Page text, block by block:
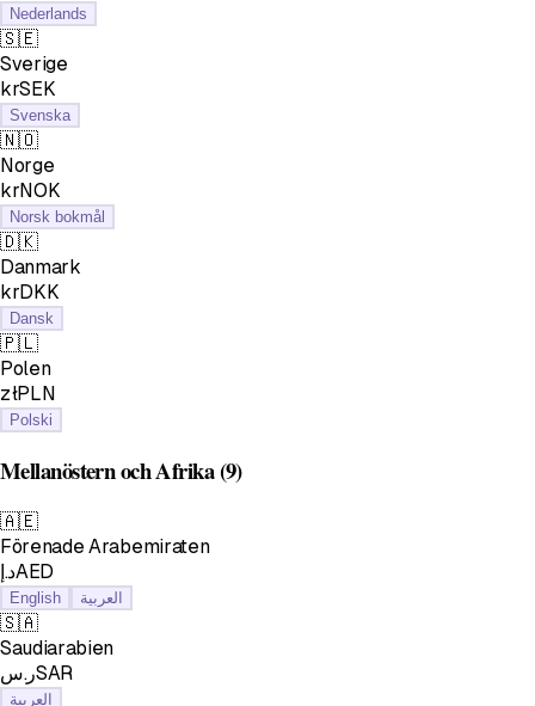
Nederlands
🇸🇪
Sverige
krSEK
Svenska
🇳🇴
Norge
krNOK
Norsk bokmål
🇩🇰
Danmark
krDKK
Dansk
🇵🇱
Polen
złPLN
Polski
Mellanöstern och Afrika(9)
🇦🇪
Förenade Arabemiraten
د.إAED
English العربية
🇸🇦
Saudiarabien
ر.سSAR
العربية